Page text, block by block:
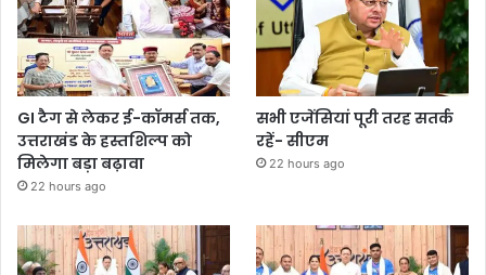
GI टैग से लेकर ई-कॉमर्स तक,
उत्तराखंड के हस्तशिल्प को
मिलेगा बड़ा बढ़ावा
22 hours ago
सभी एजेंसियां पूरी तरह सतर्क
रहें- सीएम
22 hours ago